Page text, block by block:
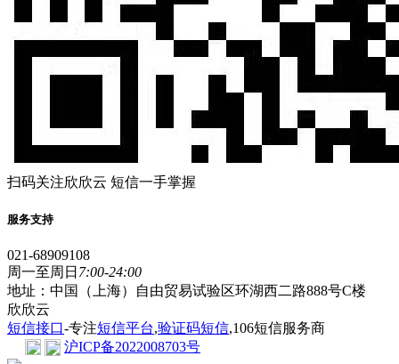
扫码关注欣欣云 短信一手掌握
服务支持
021-68909108
周一至周日 7:00-24:00
地址：中国（上海）自由贸易试验区环湖西二路888号C楼
欣欣云
短信接口-专注短信平台,验证码短信,106短信服务商
沪ICP备2022008703号